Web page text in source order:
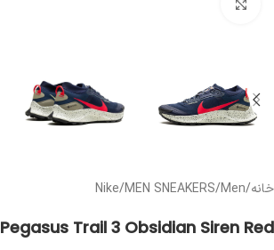
خانه/
Men
/
MEN SNEAKERS
/
Nike
Pegasus Trail 3 Obsidian Siren Red